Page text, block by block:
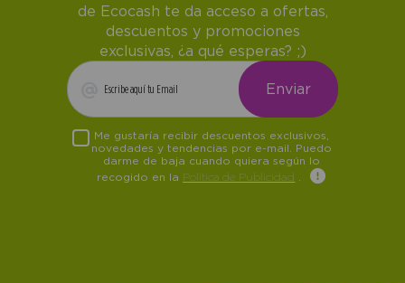
de Ecocash te da acceso a ofertas,
descuentos y promociones
exclusivas, ¿a qué esperas? ;)
Me gustaría recibir descuentos exclusivos,
novedades y tendencias por e-mail. Puedo
darme de baja cuando quiera según lo
recogido en la Política de Publicidad